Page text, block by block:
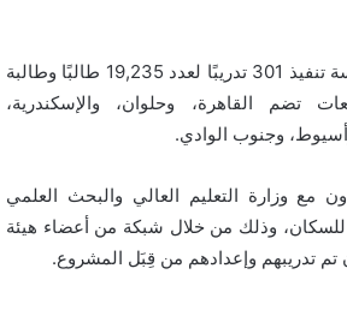
وشهدت المرحلة الخامسة تنفيذ 301 تدريبًا لعدد 19,235 طالبًا وطالبة
7 جامعات تضم القاهرة، وحلوان، والإسكندرية،
وجنوب الوادي.
مع وزارة التعليم العالي والبحث العلمي
للسكان، وذلك من خلال شبكة من أعضاء هيئة
تدريبهم وإعدادهم من قِبَل المشروع.